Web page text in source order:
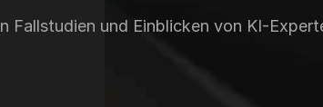
Fallstudien und Einblicken von KI-